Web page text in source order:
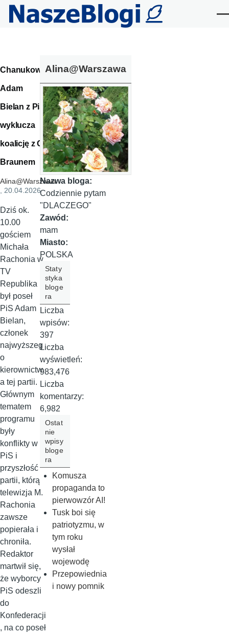
Przejdź do treści
Chanukowy
Adam
Bielan z PiS
wyklucza
koalicję z G.
Braunem
Alina@Warszawa
, 20.04.2026
Dziś ok.
10.00
gościem
Michała
Rachonia w
TV
Republika
był poseł
PiS Adam
Bielan,
członek
najwyższeg
o
kierownictw
a tej partii.
Głównym
tematem
programu
były
konflikty w
PiS i
przyszłość
partii, którą
telewizja M.
Rachonia
zawsze
popierała i
chroniła.
Redaktor
martwił się,
że wyborcy
PiS odeszli
do
Konfederacji
, na co poseł
Alina@Warszawa
Nazwa bloga:
Codziennie pytam
"DLACZEGO"
Zawód:
mam
Miasto:
POLSKA
Staty
styka
bloge
ra
Liczba
wpisów:
397
Liczba
wyświetleń:
983,476
Liczba
komentarzy:
6,982
Ostat
nie
wpisy
bloge
ra
Komusza
propaganda to
pierwowzór AI!
Tusk boi się
patriotyzmu, w
tym roku
wysłał
wojewodę
Przepowiednia
i nowy pomnik